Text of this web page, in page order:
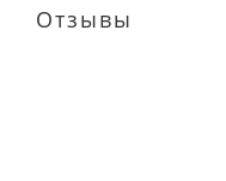
Отзывы